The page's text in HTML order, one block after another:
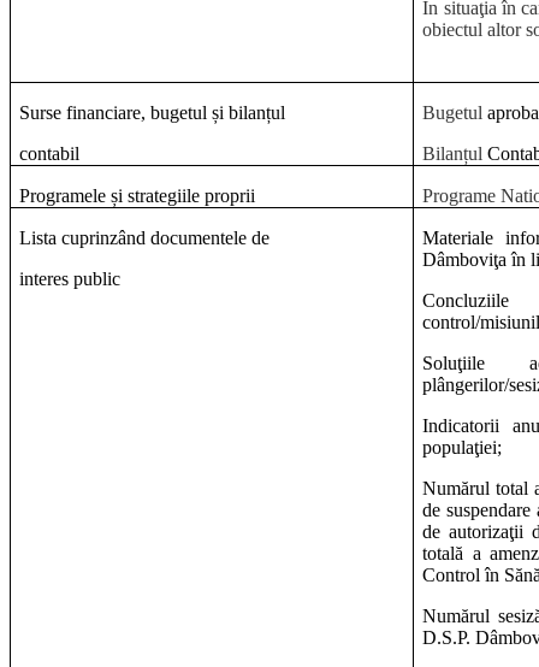
În situaţia în
obiectul altor
Surse financiare, bugetul și bilanțul
contabil
Bugetul
Bilanțul
Programele și strategiile proprii Programe
Lista cuprinzând documentele de
interes public
Materiale
Dâmboviţa în
control/
Soluţiile
plângerilor/
Indicatorii
populaţiei;
Numărul total
de
de autorizaţii
totală a
Control în
Numărul
D.S.P.